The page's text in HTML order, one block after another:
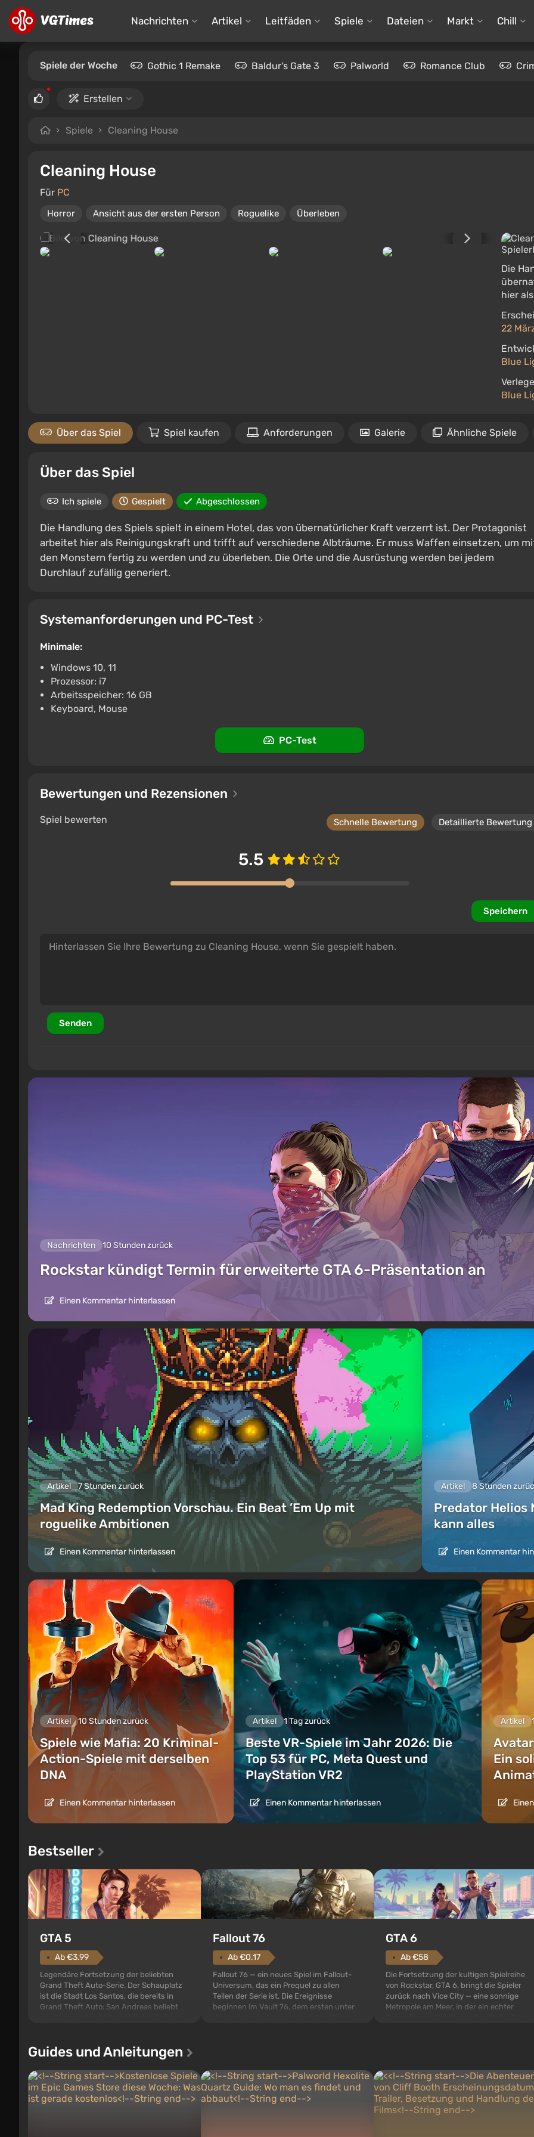
Nachrichten Artikel Leitfäden Spiele Dateien Markt Chill
Spiele der Woche Gothic 1 Remake Baldur's Gate 3 Palworld Romance Club
Erstellen
Spiele Cleaning House
Cleaning House
Für PC
Horror Ansicht aus der ersten Person Roguelike Überleben
Die
hier
22
Blue
Blue
Über das Spiel Spiel kaufen Anforderungen Galerie Ähnliche Spiele
Über das Spiel
Ich spiele Gespielt Abgeschlossen
Die Handlung des Spiels spielt in einem Hotel, das von übernatürlicher Kraft verzerrt ist. Der Protagonist
arbeitet hier als Reinigungskraft und trifft auf verschiedene Albträume. Er muss Waffen einsetzen, um
den Monstern fertig zu werden und zu überleben. Die Orte und die Ausrüstung werden bei jedem
Durchlauf zufällig generiert.
Systemanforderungen und PC-Test
Minimale:
Windows 10, 11
Prozessor: i7
Arbeitsspeicher: 16 GB
Keyboard, Mouse
PC-Test
Bewertungen und Rezensionen
Spiel bewerten Schnelle Bewertung Detaillierte Bewertung
5.5
Speichern
Senden
Nachrichten 10 Stunden zurück
Rockstar kündigt Termin für erweiterte GTA 6-Präsentation an
Einen Kommentar hinterlassen
Artikel 7 Stunden zurück
Mad King Redemption Vorschau. Ein Beat ’Em Up mit
roguelike Ambitionen
Einen Kommentar hinterlassen
Artikel 8 Stunden
Predator Helios
kann alles
Einen Kommentar
Artikel 10 Stunden zurück
Spiele wie Mafia: 20 Kriminal-
Action-Spiele mit derselben
DNA
Einen Kommentar hinterlassen
Artikel 1 Tag zurück
Beste VR-Spiele im Jahr 2026: Die
Top 53 für PC, Meta Quest und
PlayStation VR2
Einen Kommentar hinterlassen
Artikel
Ein
Bestseller
GTA 5
Ab €3.99
Legendäre Fortsetzung der beliebten
Grand Theft Auto-Serie. Der Schauplatz
ist die Stadt Los Santos, die bereits in
Grand Theft Auto: San Andreas beliebt
denen Sie jederzeit...
Fallout 76
Ab €0.17
Fallout 76 — ein neues Spiel im Fallout-
Universum, das ein Prequel zu allen
Teilen der Serie ist. Die Ereignisse
beginnen im Vault 76, dem ersten unter
GTA 6
Ab €58
Die Fortsetzung der kultigen Spielreihe
von Rockstar, GTA 6, bringt die Spieler
zurück nach Vice City — eine sonnige
Metropole am Meer, in der ein echter
Guides und Anleitungen